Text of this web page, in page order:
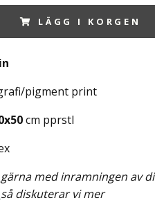
LÄGG I KORGEN
pigment print
cm pprstl
med inramningen av
så diskuterar vi mer